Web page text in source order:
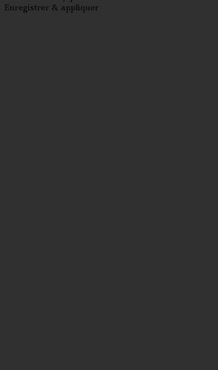
Enregistrer & appliquer